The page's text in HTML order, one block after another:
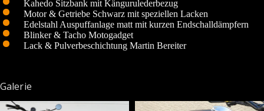
Kahedo Sitzbank mit Kängurulederbezug
Motor & Getriebe Schwarz mit speziellen Lacken
Edelstahl Auspuffanlage matt mit kurzen Endschalldämpfern
Blinker & Tacho Motogadget
Lack & Pulverbeschichtung Martin Bereiter
Galerie